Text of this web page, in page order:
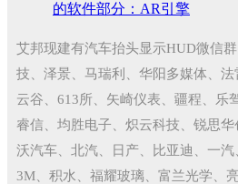
的软件部分：AR引擎
艾邦现建有汽车抬头显示HUD微信
技、泽景、马瑞利、华阳多媒体、
云谷、613所、矢崎仪表、疆程、乐
睿信、均胜电子、炽云科技、锐思
沃汽车、北汽、日产、比亚迪、一汽
3M、积水、福耀玻璃、富兰光学、